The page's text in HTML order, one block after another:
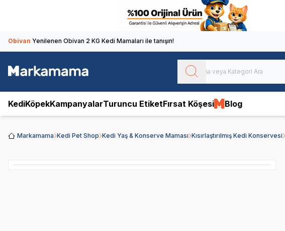
Obivan Yenilenen Obivan 2 KG Kedi Mamaları ile tanışın!
KediKöpekKampanyalarTuruncu EtiketFırsat Köşesi Blog
Markamama Kedi Pet Shop Kedi Yaş & Konserve Maması Kısırlaştırılmış Kedi Konservesi